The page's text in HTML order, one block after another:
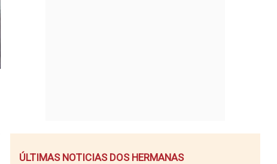
ÚLTIMAS NOTICIAS DOS HERMANAS